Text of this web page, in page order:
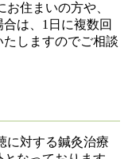
お住まいの方や、
は、1日に複数回
しますのでご相談
に対する鍼灸治療